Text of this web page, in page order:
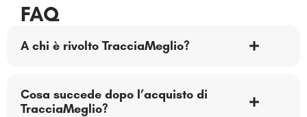
FAQ
A chi è rivolto TracciaMeglio?
Cosa succede dopo l’acquisto di
TracciaMeglio?